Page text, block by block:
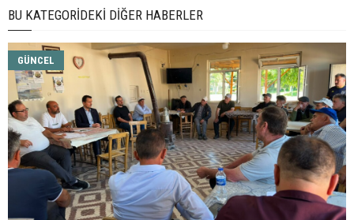
BU KATEGORIDEKI DIĞER HABERLER
GÜNCEL